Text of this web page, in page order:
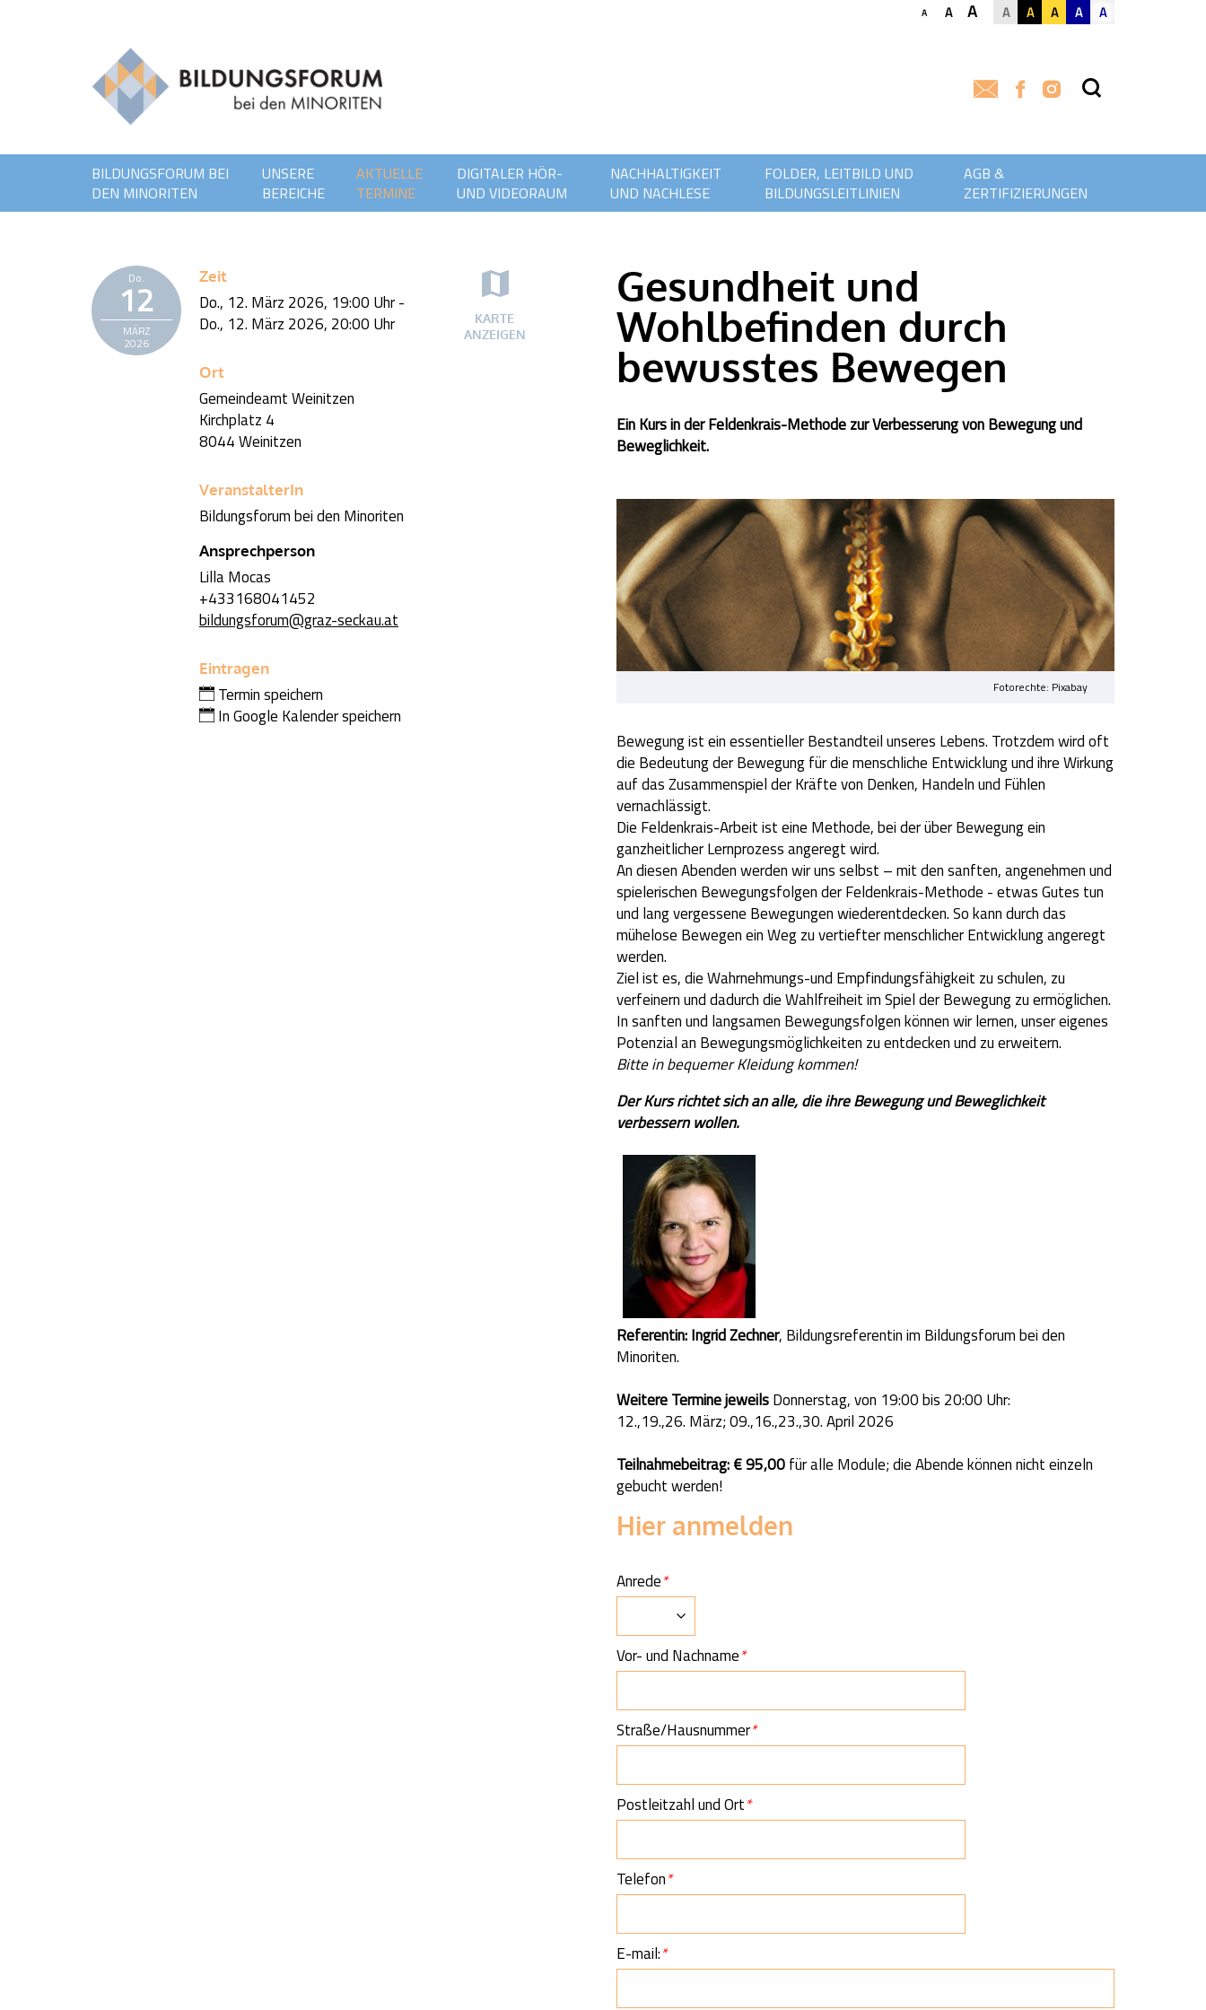
A A A A A A A A
BILDUNGSFORUM BEI
DEN MINORITEN
UNSERE
BEREICHE
AKTUELLE
TERMINE
DIGITALER HÖR-
UND VIDEORAUM
NACHHALTIGKEIT
UND NACHLESE
FOLDER, LEITBILD UND
BILDUNGSLEITLINIEN
AGB &
ZERTIFIZIERUNGEN
Do.
12
MÄRZ
2026
Zeit
Do., 12. März 2026, 19:00 Uhr-
Do., 12. März 2026, 20:00 Uhr
Ort
Gemeindeamt Weinitzen
Kirchplatz 4
8044 Weinitzen
VeranstalterIn
Bildungsforum bei den Minoriten
Ansprechperson
Lilla Mocas
+433168041452
bildungsforum@graz-seckau.at
Eintragen
Termin speichern
In Google Kalender speichern
KARTE
ANZEIGEN
Gesundheit und
Wohlbefinden durch
bewusstes Bewegen
Ein Kurs in der Feldenkrais-Methode zur Verbesserung von Bewegung und
Beweglichkeit.
Fotorechte: Pixabay
Bewegung ist ein essentieller Bestandteil unseres Lebens. Trotzdem wird oft
die Bedeutung der Bewegung für die menschliche Entwicklung und ihre Wirkung
auf das Zusammenspiel der Kräfte von Denken, Handeln und Fühlen
vernachlässigt.
Die Feldenkrais-Arbeit ist eine Methode, bei der über Bewegung ein
ganzheitlicher Lernprozess angeregt wird.
An diesen Abenden werden wir uns selbst – mit den sanften, angenehmen und
spielerischen Bewegungsfolgen der Feldenkrais-Methode - etwas Gutes tun
und lang vergessene Bewegungen wiederentdecken. So kann durch das
mühelose Bewegen ein Weg zu vertiefter menschlicher Entwicklung angeregt
werden.
Ziel ist es, die Wahrnehmungs-und Empfindungsfähigkeit zu schulen, zu
verfeinern und dadurch die Wahlfreiheit im Spiel der Bewegung zu ermöglichen.
In sanften und langsamen Bewegungsfolgen können wir lernen, unser eigenes
Potenzial an Bewegungsmöglichkeiten zu entdecken und zu erweitern.
Bitte in bequemer Kleidung kommen!
Der Kurs richtet sich an alle, die ihre Bewegung und Beweglichkeit
verbessern wollen.
Referentin: Ingrid Zechner, Bildungsreferentin im Bildungsforum bei den
Minoriten.
Weitere Termine jeweilsDonnerstag, von 19:00 bis 20:00 Uhr:
12.,19.,26. März; 09.,16.,23.,30. April 2026
Teilnahmebeitrag: € 95,00für alle Module;die Abende können nicht einzeln
gebucht werden!
Hier anmelden
Anrede*
Vor- und Nachname*
Straße/Hausnummer*
Postleitzahl und Ort*
Telefon*
E-mail:*